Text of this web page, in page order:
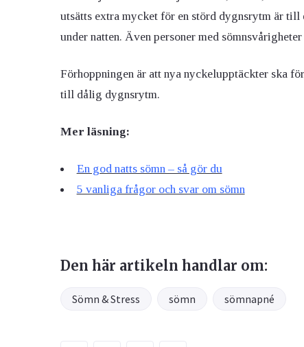
utsätts extra mycket för en störd dygnsrytm är
under natten. Även personer med
Förhoppningen är att nya nyckelupptäckter ska
till dålig dygnsrytm.
Mer läsning:
En god natts sömn – så gör du
5 vanliga frågor och svar om sömn
Den här artikeln handlar om:
Sömn & Stress sömn sömnapné